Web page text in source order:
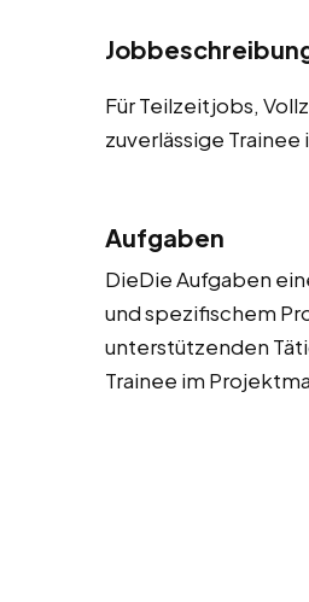
Für Teilzeitjobs,
zuverlässige
Aufgaben
DieDie Aufgaben
und spezifischem
unterstützenden
Trainee im